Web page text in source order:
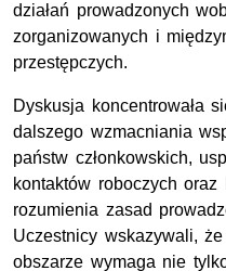
działań prowadzonych
zorganizowanych i
przestępczych.
Dyskusja koncentrowała
dalszego wzmacniania
państw członkowskich,
kontaktów roboczych
rozumienia zasad
Uczestnicy wskazywali,
obszarze wymaga nie